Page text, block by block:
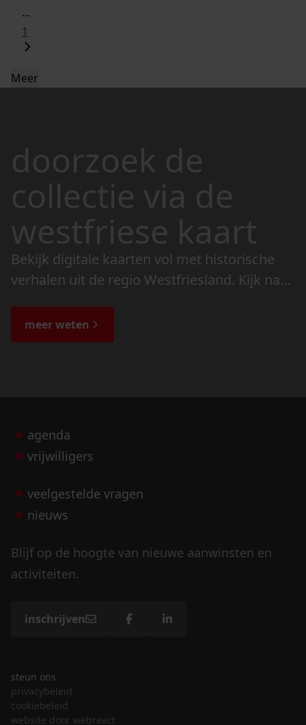
...
1
Meer
doorzoek de
collectie via de
westfriese kaart
Bekijk digitale kaarten vol met historische
verhalen uit de regio Westfriesland. Kijk naar
de bijzondere verhalen.
meer weten
agenda
vrijwilligers
veelgestelde vragen
nieuws
Blijf op de hoogte van nieuwe aanwinsten en
activiteiten.
inschrijven
steun ons
privacybeleid
cookiebeleid
website door webreact